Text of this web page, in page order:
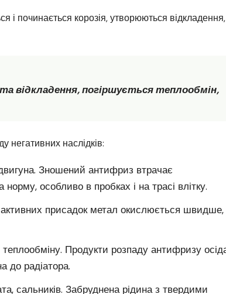
і починається корозія, утворюються відкладення,
відкладення, погіршується теплообмін,
негативних наслідків:
Зношений антифриз втрачає
особливо в пробках і на трасі влітку.
активних присадок метал окислюється швидше,
Продукти розпаду антифризу
до радіатора.
сальників. Забруднена рідина з твердими